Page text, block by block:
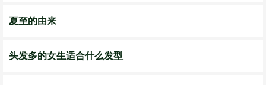
夏至的由来
头发多的女生适合什么发型